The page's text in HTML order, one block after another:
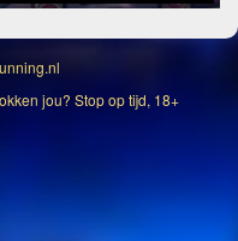
jou? Stop op tijd, 18+